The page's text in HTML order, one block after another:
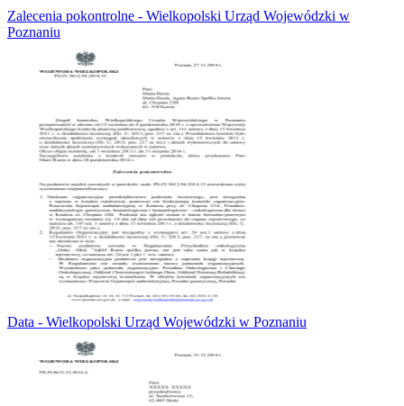
Zalecenia pokontrolne - Wielkopolski Urząd Wojewódzki w
Poznaniu
Data - Wielkopolski Urząd Wojewódzki w Poznaniu